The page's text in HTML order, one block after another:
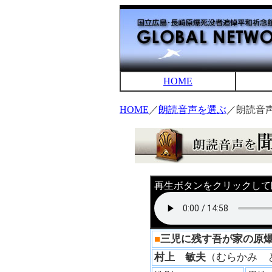
HOME
HOME ／朗読音声を選ぶ ／朗読音
再生ボタンをクリックし
■三児に残す吾が家の
村上 敏夫 （むらか